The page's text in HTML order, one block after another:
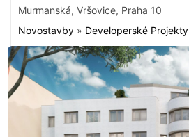
Murmanská, Vršovice, Praha 10
Novostavby » Developerské Projekty